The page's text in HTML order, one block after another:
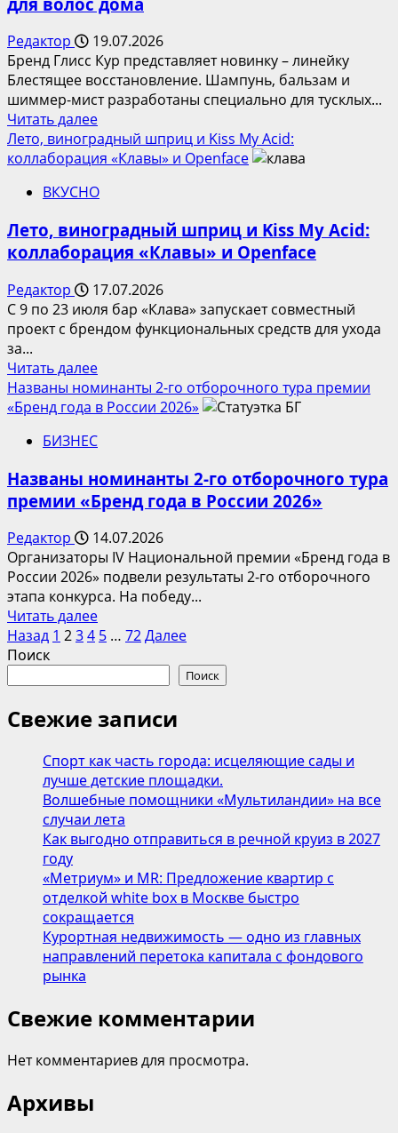
выбору
для
здоровья
и
ежедневного
ухода
Редактор
19.07.2026
Бренд Глисс Кур представляет новинку – линейку
Блестящее восстановление. Шампунь, бальзам и
шиммер-мист разработаны специально для тусклых...
Читать далееПрочитать
больше
о
Кур
восстановление:
уход
волос
дома
Лето, виноградный шприц и Kiss My Acid:
коллаборация «Клавы» и Openface
ВКУСНО
Лето, виноградный шприц и Kiss My Acid:
коллаборация «Клавы» и Openface
Редактор
17.07.2026
С 9 по 23 июля бар «Клава» запускает совместный
проект с брендом функциональных средств для ухода
за...
Читать далееПрочитать
больше
о
виноградный
и
Kiss
Acid:
коллаборация
«Клавы»
и
Openface
Названы номинанты 2-го отборочного тура премии
«Бренд года в России 2026»
БИЗНЕС
Названы номинанты 2-го отборочного тура
премии «Бренд года в России 2026»
Редактор
14.07.2026
Организаторы IV Национальной премии «Бренд года в
России 2026» подвели результаты 2-го отборочного
этапа конкурса. На победу...
Читать далееПрочитать
больше
2-
го
тура
премии
«Бренд
года
в
России
2026»
Пагинация
записей
Назад 1 234 5 … 72Далее
Поиск
Поиск
Свежие записи
Спорт как часть города: исцеляющие сады и
лучше детские площадки.
Волшебные помощники «Мультиландии» на все
случаи лета
Как выгодно отправиться в речной круиз в 2027
году
«Метриум» и MR: Предложение квартир с
отделкой white box в Москве быстро
сокращается
Курортная недвижимость — одно из главных
направлений перетока капитала с фондового
рынка
Свежие комментарии
Нет комментариев для просмотра.
Архивы